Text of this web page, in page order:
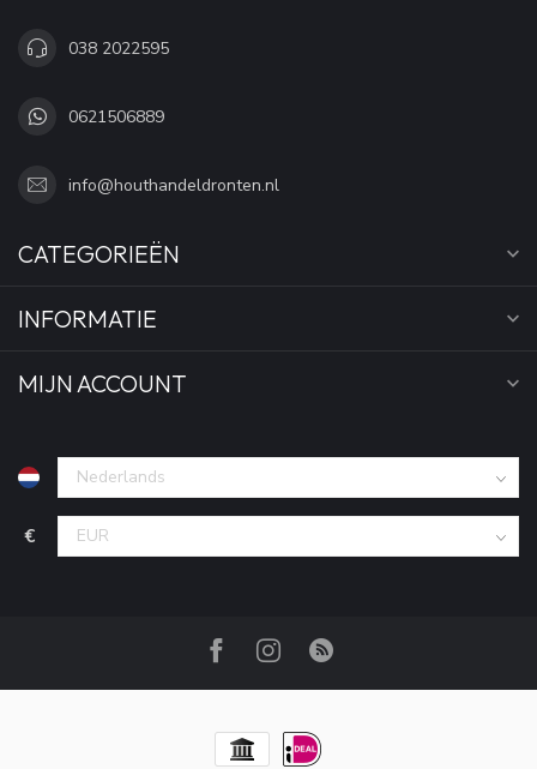
038 2022595
0621506889
info@houthandeldronten.nl
CATEGORIEËN
INFORMATIE
MIJN ACCOUNT
€